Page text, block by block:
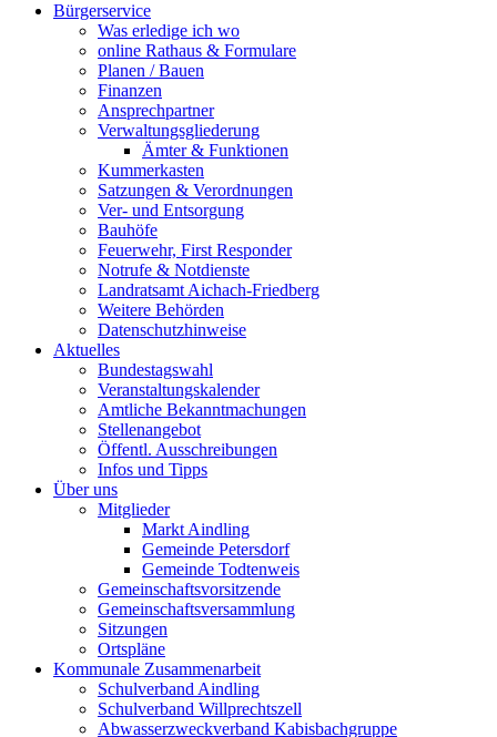
Bürgerservice
Was erledige ich wo
online Rathaus & Formulare
Planen / Bauen
Finanzen
Ansprechpartner
Verwaltungsgliederung
Ämter & Funktionen
Kummerkasten
Satzungen & Verordnungen
Ver- und Entsorgung
Bauhöfe
Feuerwehr, First Responder
Notrufe & Notdienste
Landratsamt Aichach-Friedberg
Weitere Behörden
Datenschutzhinweise
Aktuelles
Bundestagswahl
Veranstaltungskalender
Amtliche Bekanntmachungen
Stellenangebot
Öffentl. Ausschreibungen
Infos und Tipps
Über uns
Mitglieder
Markt Aindling
Gemeinde Petersdorf
Gemeinde Todtenweis
Gemeinschaftsvorsitzende
Gemeinschaftsversammlung
Sitzungen
Ortspläne
Kommunale Zusammenarbeit
Schulverband Aindling
Schulverband Willprechtszell
Abwasserzweckverband Kabisbachgruppe